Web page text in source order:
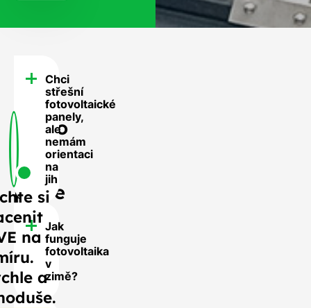
FAQ
-
Často
se
nás
ptáte
Chci
střešní
fotovoltaické
panely,
ale
nemám
orientaci
na
jih
Jak
funguje
fotovoltaika
v
zimě?
si
na
a